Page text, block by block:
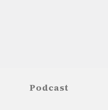
Podcast